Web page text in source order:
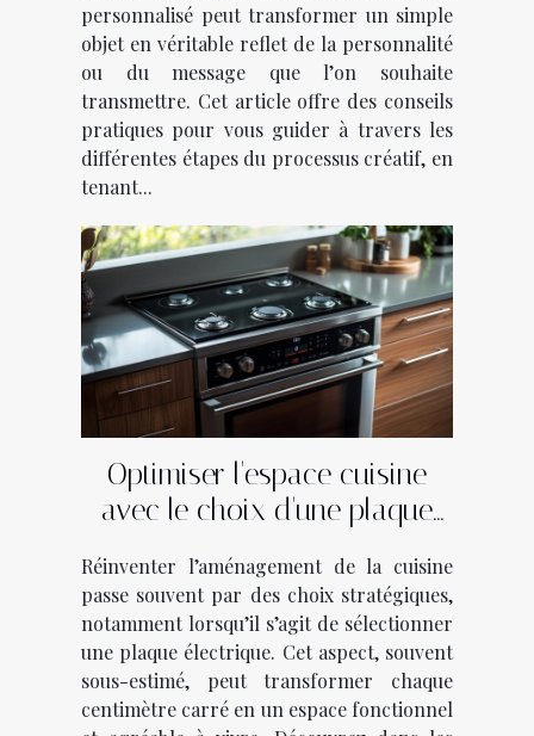
personnalisé peut transformer un simple
objet en véritable reflet de la personnalité
ou du message que l’on souhaite
transmettre. Cet article offre des conseils
pratiques pour vous guider à travers les
différentes étapes du processus créatif, en
tenant...
Optimiser l'espace cuisine
avec le choix d'une plaque
Réinventer l’aménagement de la cuisine
passe souvent par des choix stratégiques,
notamment lorsqu’il s’agit de sélectionner
une plaque électrique. Cet aspect, souvent
sous-estimé, peut transformer chaque
centimètre carré en un espace fonctionnel